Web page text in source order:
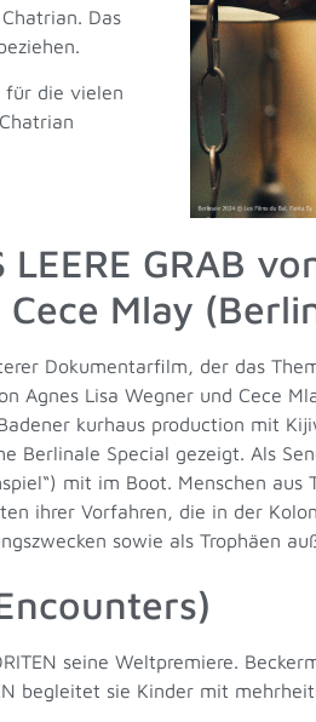
Das
für die vielen
LEERE GRAB
Cece Mlay
Dokumentarfilm, der das
Agnes Lisa Wegner und Cece
kurhaus production mit
Berlinale Special gezeigt. Als
mit im Boot. Menschen aus
ihrer Vorfahren, die in der
sowie als Trophäen
seine Weltpremiere.
begleitet sie Kinder mit